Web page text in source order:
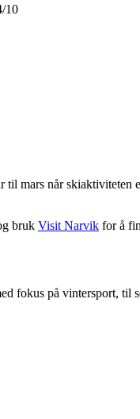
10
til mars når
bruk Visit Narvik for å
fokus på vintersport,